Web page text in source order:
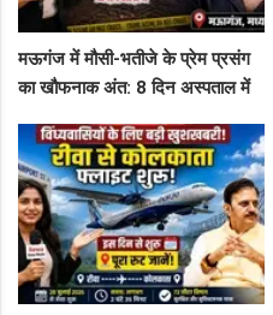
मऊगंज में मौसी-भतीजे के प्रेम प्रसंग
का खौफनाक अंत: 8 दिन अस्पताल में
आरोप!